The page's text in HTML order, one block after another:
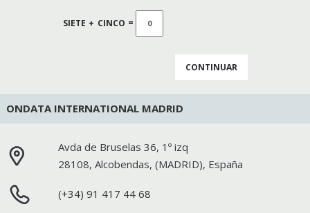
SIETE + CINCO =
ONDATA INTERNATIONAL MADRID
Avda de Bruselas 36, 1º izq
28108,Alcobendas, (MADRID), España
(+34) 91 417 44 68